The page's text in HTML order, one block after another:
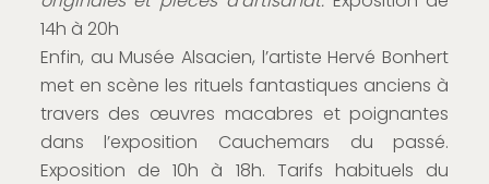
14h à 20h
Enfin, au Musée Alsacien, l’artiste Hervé Bonhert
met en scène les rituels fantastiques anciens à
travers des œuvres macabres et poignantes
dans l’exposition Cauchemars du passé.
Exposition de 10h à 18h. Tarifs habituels du